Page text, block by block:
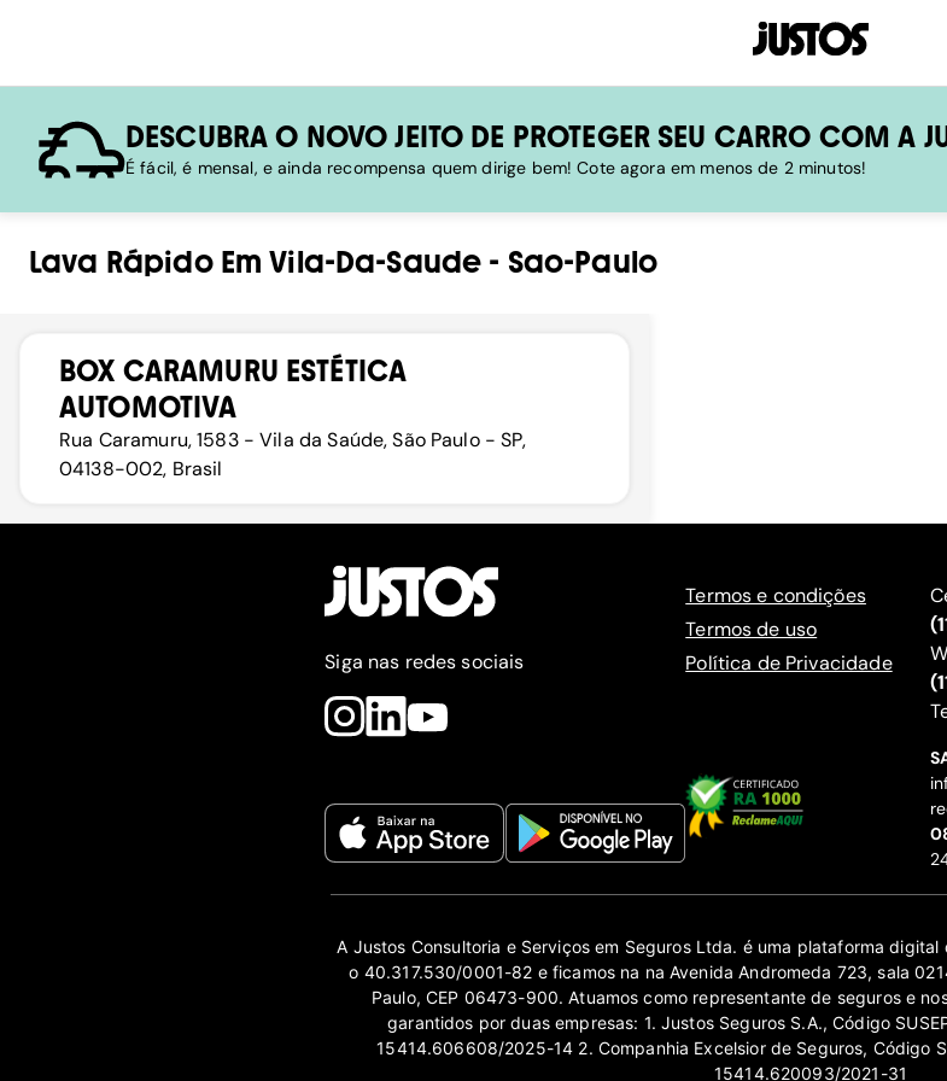
DESCUBRA O NOVO JEITO DE PROTEGER SEU CARRO COM A
É fácil, é mensal, e ainda recompensa quem dirige bem! Cote agora em menos de 2 minutos!
Lava RápidoEmVila-Da-Saude - Sao-Paulo
BOX CARAMURU ESTÉTICA
AUTOMOTIVA
Rua Caramuru, 1583 - Vila da Saúde, São Paulo - SP,
04138-002, Brasil
Siga nas redes sociais
Termos e condições
Termos de uso
Política de Privacidade
A Justos Consultoria e Serviços em Seguros Ltda. é uma plataforma
o 40.317.530/0001-82 e ficamos na na Avenida Andromeda 723, sala
Paulo, CEP 06473-900. Atuamos como representante de seguros e
garantidos por duas empresas: 1. Justos Seguros S.A., Código
15414.606608/2025-14 2. Companhia Excelsior de Seguros, Código
15414.620093/2021-31